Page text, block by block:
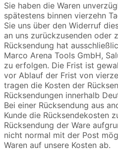
Sie haben die Waren
spätestens binnen vierzehn
Sie uns über den Widerruf
an uns zurückzusenden oder
Rücksendung hat
Marco Arena Tools GmbH,
zu erfolgen. Die Frist ist
vor Ablauf der Frist von
tragen die Kosten der
Rücksendungen innerhalb
Bei einer Rücksendung aus
Kunde die Rücksendekosten
Rücksendung der Ware
nicht normal mit der Post
Waren auf unsere Kosten ab.